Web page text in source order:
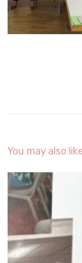
You may also